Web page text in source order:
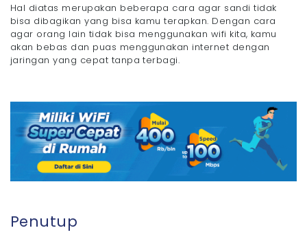
Hal diatas merupakan beberapa cara agar sandi tidak
bisa dibagikan yang bisa kamu terapkan. Dengan cara
agar orang lain tidak bisa menggunakan wifi kita, kamu
akan bebas dan puas menggunakan internet dengan
jaringan yang cepat tanpa terbagi.
Penutup